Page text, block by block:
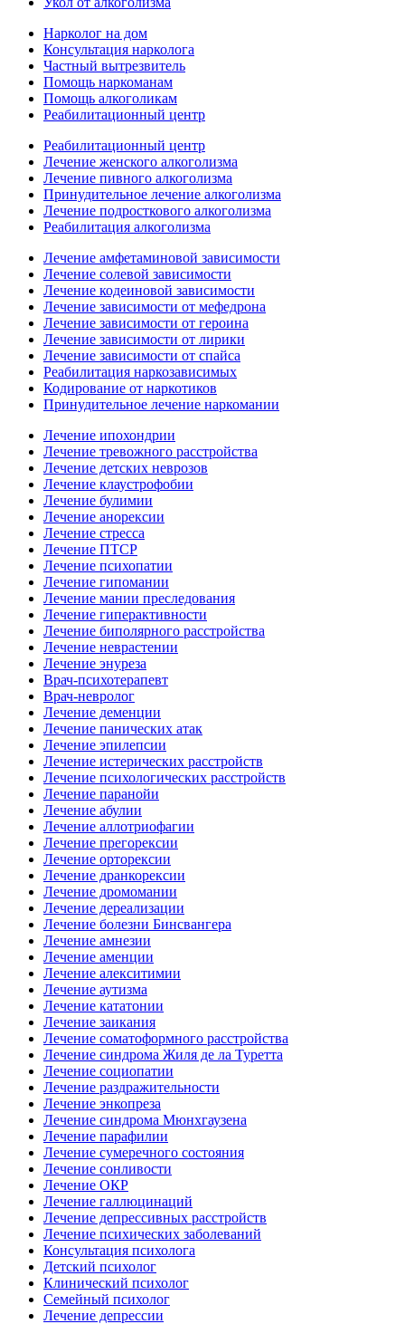
Нарколог на дом
Консультация нарколога
Частный вытрезвитель
Помощь наркоманам
Помощь алкоголикам
Реабилитационный центр
Реабилитационный центр
Лечение женского алкоголизма
Лечение пивного алкоголизма
Принудительное лечение алкоголизма
Лечение подросткового алкоголизма
Реабилитация алкоголизма
Лечение амфетаминовой зависимости
Лечение солевой зависимости
Лечение кодеиновой зависимости
Лечение зависимости от мефедрона
Лечение зависимости от героина
Лечение зависимости от лирики
Лечение зависимости от спайса
Реабилитация наркозависимых
Кодирование от наркотиков
Принудительное лечение наркомании
Лечение ипохондрии
Лечение тревожного расстройства
Лечение детских неврозов
Лечение клаустрофобии
Лечение булимии
Лечение анорексии
Лечение стресса
Лечение ПТСР
Лечение психопатии
Лечение гипомании
Лечение мании преследования
Лечение гиперактивности
Лечение биполярного расстройства
Лечение неврастении
Лечение энуреза
Врач-психотерапевт
Врач-невролог
Лечение деменции
Лечение панических атак
Лечение эпилепсии
Лечение истерических расстройств
Лечение психологических расстройств
Лечение паранойи
Лечение абулии
Лечение аллотриофагии
Лечение прегорексии
Лечение орторексии
Лечение дранкорексии
Лечение дромомании
Лечение дереализации
Лечение болезни Бинсвангера
Лечение амнезии
Лечение аменции
Лечение алекситимии
Лечение аутизма
Лечение кататонии
Лечение заикания
Лечение соматоформного расстройства
Лечение синдрома Жиля де ла Туретта
Лечение социопатии
Лечение раздражительности
Лечение энкопреза
Лечение синдрома Мюнхгаузена
Лечение парафилии
Лечение сумеречного состояния
Лечение сонливости
Лечение ОКР
Лечение галлюцинаций
Лечение депрессивных расстройств
Лечение психических заболеваний
Консультация психолога
Детский психолог
Клинический психолог
Семейный психолог
Лечение депрессии